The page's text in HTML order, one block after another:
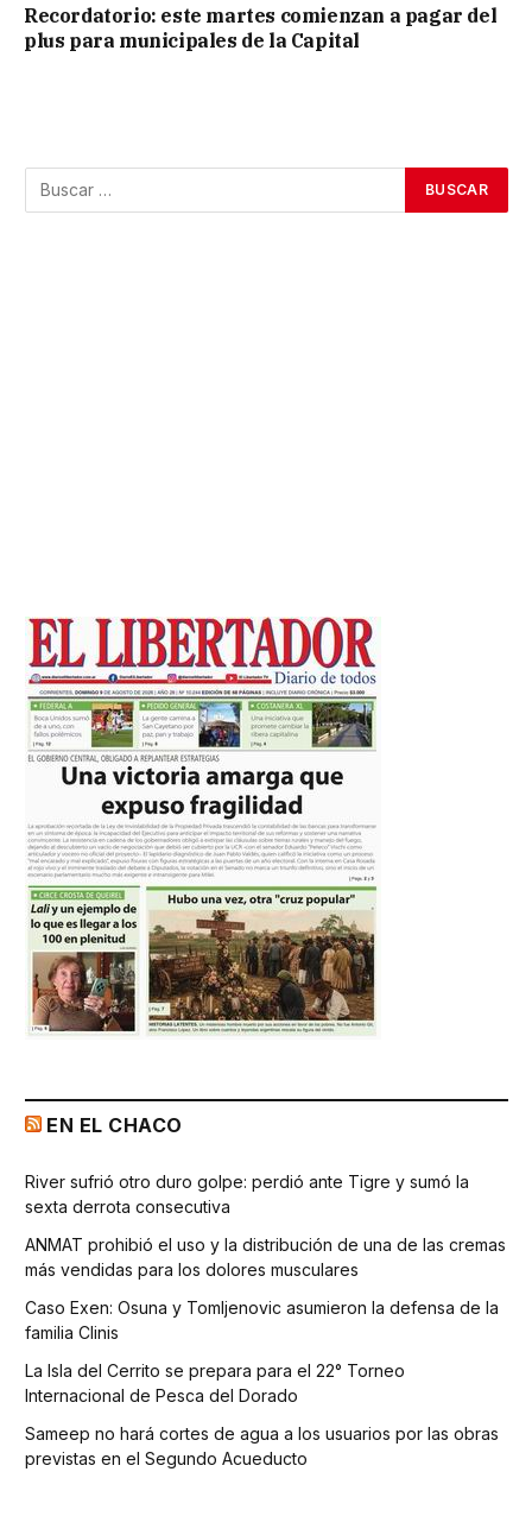
Recordatorio: este martes comienzan a pagar del
plus para municipales de la Capital
EN EL CHACO
River sufrió otro duro golpe: perdió ante Tigre y sumó la
sexta derrota consecutiva
ANMAT prohibió el uso y la distribución de una de las cremas
más vendidas para los dolores musculares
Caso Exen: Osuna y Tomljenovic asumieron la defensa de la
familia Clinis
La Isla del Cerrito se prepara para el 22° Torneo
Internacional de Pesca del Dorado
Sameep no hará cortes de agua a los usuarios por las obras
previstas en el Segundo Acueducto